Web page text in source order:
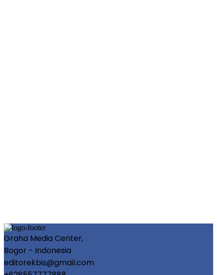
Graha Media Center,
Bogor - Indonesia
editorekbis@gmail.com